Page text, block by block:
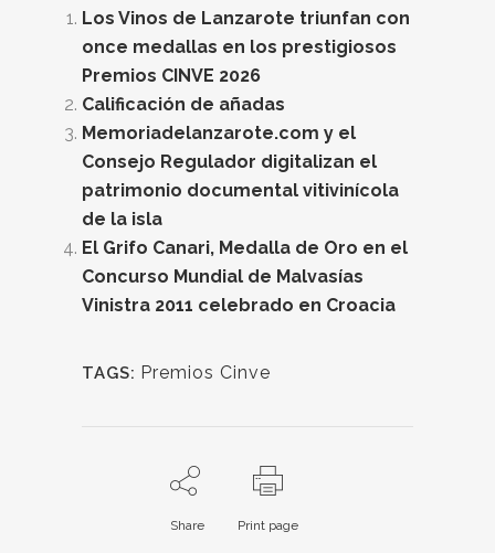
Los Vinos de Lanzarote triunfan con
once medallas en los prestigiosos
Premios CINVE 2026
Calificación de añadas
Memoriadelanzarote.com y el
Consejo Regulador digitalizan el
patrimonio documental vitivinícola
de la isla
El Grifo Canari, Medalla de Oro en el
Concurso Mundial de Malvasías
Vinistra 2011 celebrado en Croacia
TAGS: Premios Cinve
Share Print page